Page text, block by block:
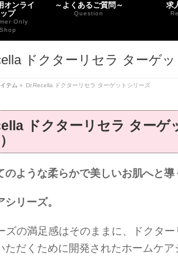
オンライ
プ
Only
～よくあるご質問～
Question
求
ドクターリセラ ターゲ
テム » Dr.Recella ドクターリセラ ターゲットシリーズ
ドクターリセラ ターゲ
のような柔らかで美しいお肌へと導
リーズ。
ズの満足感はそのままに、ドクタ
ただくために開発されたホームケア